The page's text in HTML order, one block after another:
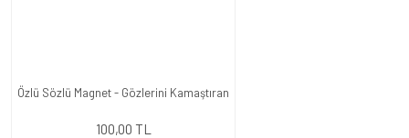
Özlü Sözlü Magnet - Gözlerini Kamaştıran
100,00 TL